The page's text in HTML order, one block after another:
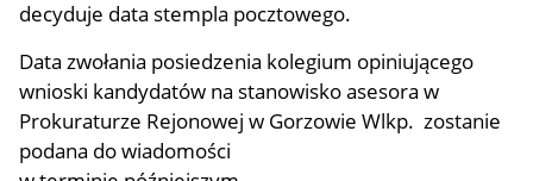
decyduje data stempla pocztowego.
Data zwołania posiedzenia kolegium opiniującego
wnioski kandydatów na stanowisko asesora w
Prokuraturze Rejonowej w Gorzowie Wlkp. zostanie
podana do wiadomości